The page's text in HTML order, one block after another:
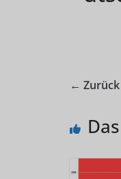
← Zurück